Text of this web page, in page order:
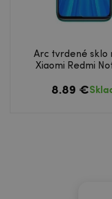
Arc tvrdené sklo
Xiaomi Redmi
8.89 €